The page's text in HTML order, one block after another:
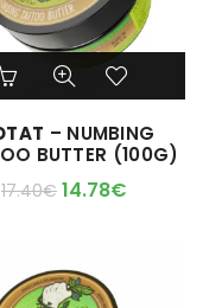
– NUMBING
BUTTER (100G)
17.40€ 14.78€